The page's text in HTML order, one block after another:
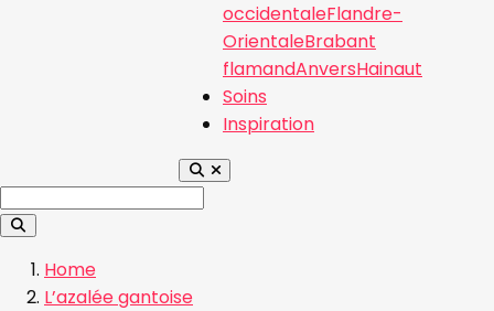
occidentaleFlandre-
OrientaleBrabant
flamandAnversHainaut
Soins
Inspiration
Home
L’azalée gantoise